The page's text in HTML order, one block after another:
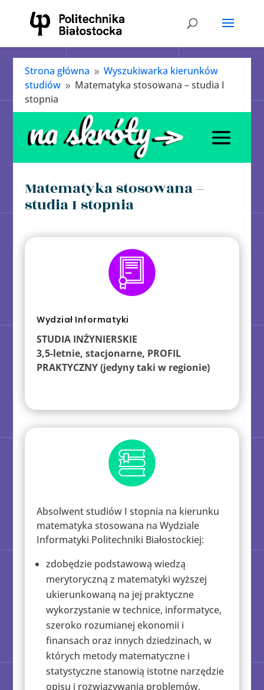
Strona główna 9 Wyszukiwarka kierunków
studiów 9 Matematyka stosowana – studia I
stopnia
Matematyka stosowana –
studia I stopnia
Wydział Informatyki
STUDIA INŻYNIERSKIE
3,5-letnie, stacjonarne, PROFIL
PRAKTYCZNY (jedyny taki w regionie)
Absolwent studiów I stopnia na kierunku
matematyka stosowana na Wydziale
Informatyki Politechniki Białostockiej:
zdobędzie podstawową wiedzą
merytoryczną z matematyki wyższej
ukierunkowaną na jej praktyczne
wykorzystanie w technice, informatyce,
szeroko rozumianej ekonomii i
finansach oraz innych dziedzinach, w
których metody matematyczne i
statystyczne stanowią istotne narzędzie
opisu i rozwiązywania problemów,